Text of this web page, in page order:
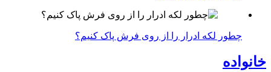
چطور لکه ادرار را از روی فرش پاک کنیم؟
خانواده